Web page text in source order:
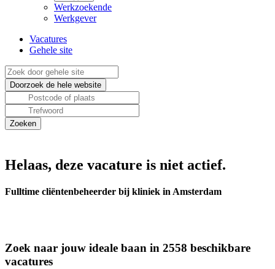
Werkzoekende
Werkgever
Vacatures
Gehele site
Helaas, deze vacature is niet actief.
Fulltime cliëntenbeheerder bij kliniek in Amsterdam
Zoek naar jouw ideale baan in 2558 beschikbare
vacatures